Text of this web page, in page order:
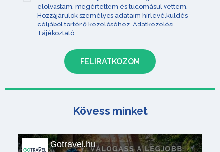
elolvastam, megértettem és tudomásul vettem.
Hozzájárulok személyes adataim hírlevélküldés
céljából történő kezeléséhez. Adatkezelési
Tájékoztató
Kövess minket
Gotravel.hu